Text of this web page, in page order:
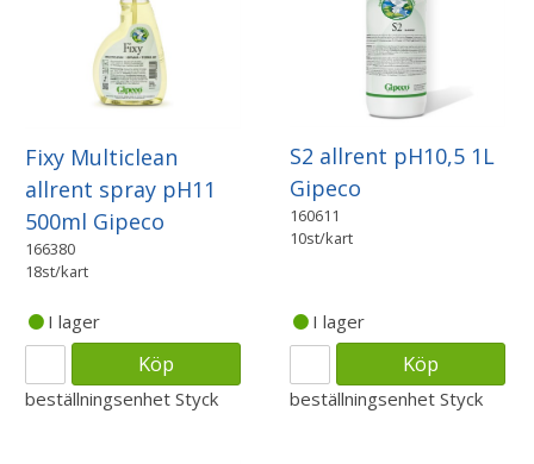
Fixy Multiclean
allrent spray pH11
500ml Gipeco
166380
18st/kart
I lager
Köp
beställningsenhet Styck
S2 allrent pH10,5 1L
Gipeco
160611
10st/kart
I lager
Köp
beställningsenhet Styck